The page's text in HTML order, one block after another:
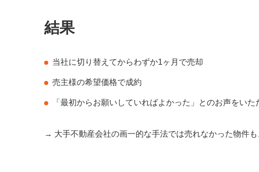
結果
当社に切り替えてからわずか1ヶ月で売却
売主様の希望価格で成約
「最初からお願いしていればよかった」とのお声をいた
→ 大手不動産会社の画一的な手法では売れなかった物件